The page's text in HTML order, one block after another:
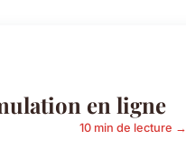
en ligne
10 min de lecture →